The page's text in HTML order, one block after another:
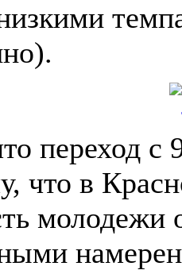
переход
что в
молодежи